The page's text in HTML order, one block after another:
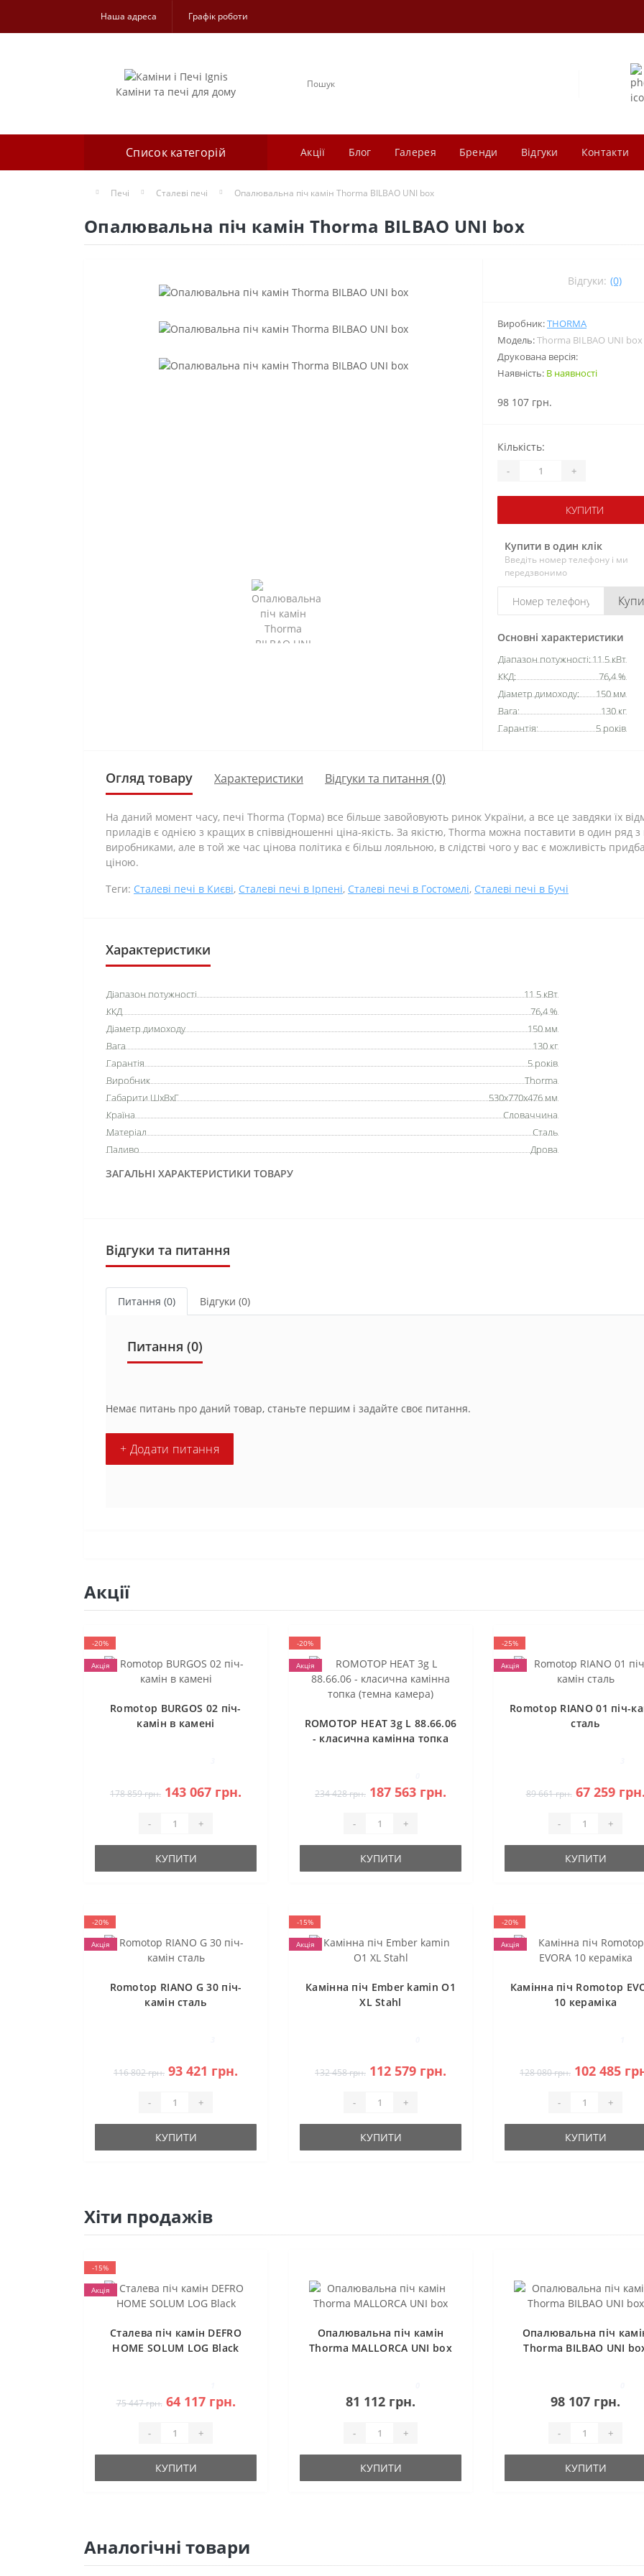
Наша адреса Графік роботи
Каміни та печі для дому
Список категорій Акції Блог Галерея Бренди Відгуки Контакти
Печі Сталеві печі Опалювальна піч камін Thorma BILBAO UNI box
Опалювальна піч камін Thorma BILBAO UNI box
Відгуки: (0)
Виробник:THORMA
Модель:Thorma BILBAO UNI box
Друкована версія:
Наявність: В наявності
98 107 грн.
Основні характеристики
Діапазон потужності:11.5 кВт
ККД:
76,4 %
Діаметр димоходу:
150 мм
Вага:
130 кг
Гарантія:
5 років
Кількість:
- +
КУПИТИ
Купити в один клік
Введіть номер телефону і ми
передзвонимо
Огляд товару Характеристики Відгуки та питання (0)
На даний момент часу, печі Тhorma (Торма) все більше завойовують ринок України, а все це завдяки їх
приладів є однією з кращих в співвідношенні ціна-якість. За якістю, Thorma можна поставити в один
виробниками, але в той же час цінова політика є більш лояльною, в слідстві чого у вас є можливість
ціною.
Теги: Сталеві печі в Києві, Сталеві печі в Ірпені, Сталеві печі в Гостомелі, Сталеві печі в Бучі
Характеристики
ЗАГАЛЬНІ ХАРАКТЕРИСТИКИ ТОВАРУ
Діапазон потужності
11.5 кВт
ККД
76,4 %
Діаметр димоходу
150 мм
Вага
130 кг
Гарантія
5 років
Виробник
Thorma
Габарити ШхВхГ
530х770х476 мм
Країна
Словаччина
Матеріал
Сталь
Паливо
Дрова
Відгуки та питання
Питання (0) Відгуки (0)
Питання (0)
Немає питань про даний товар, станьте першим і задайте своє питання.
+ Додати питання
Акції
-20%
Акція
Romotop BURGOS 02 піч-
камін в камені
178 859 грн. 143 067 грн.
- +
КУПИТИ
-20%
Акція
ROMOTOP HEAT 3g L 88.66.06
- класична камінна топка
234 428 грн. 187 563 грн.
- +
КУПИТИ
-25%
Акція
Romotop RIANO 01 піч-
сталь
89 661 грн. 67 259 грн.
- +
КУПИТИ
-20%
Акція
Romotop RIANO G 30 піч-
камін сталь
116 802 грн. 93 421 грн.
- +
КУПИТИ
-15%
Акція
Камінна піч Ember kamin O1
XL Stahl
132 458 грн. 112 579 грн.
- +
КУПИТИ
-20%
Акція
Камінна піч Romotop
10 кераміка
128 080 грн. 102 485
- +
КУПИТИ
Хіти продажів
-15%
Акція
Сталева піч камін DEFRO
HOME SOLUM LOG Black
75 447 грн. 64 117 грн.
- +
КУПИТИ
Опалювальна піч камін
Thorma MALLORCA UNI box
81 112 грн.
- +
КУПИТИ
Опалювальна піч
Thorma BILBAO UNI
98 107 грн.
- +
КУПИТИ
Аналогічні товари